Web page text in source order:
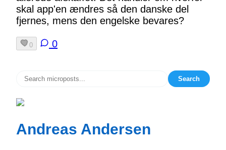
skal app'en ændres så den danske del
fjernes, mens den engelske bevares?
0 0
Search
Andreas Andersen